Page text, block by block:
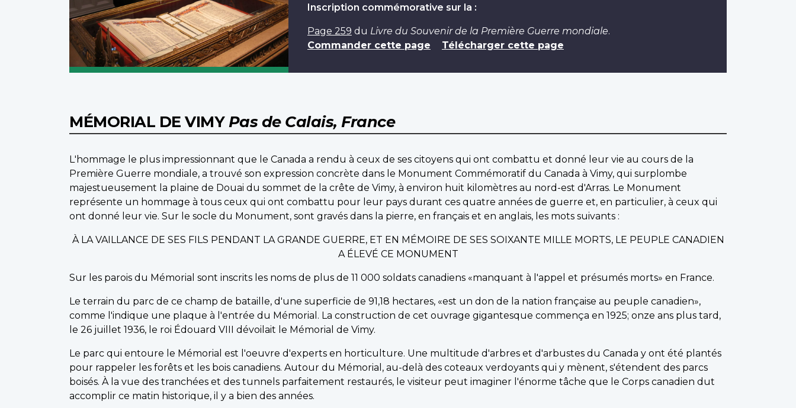
Inscription commémorative sur la :
Page 259 du Livre du Souvenir de la Première Guerre mondiale.
Commander cette page
Télécharger cette page
MÉMORIAL DE VIMY Pas de Calais, France
L'hommage le plus impressionnant que le Canada a rendu à ceux de ses citoyens qui ont combattu et donné leur vie au cours de la
Première Guerre mondiale, a trouvé son expression concrète dans le Monument Commémoratif du Canada à Vimy, qui surplombe
majestueusement la plaine de Douai du sommet de la crête de Vimy, à environ huit kilomètres au nord-est d'Arras. Le Monument
représente un hommage à tous ceux qui ont combattu pour leur pays durant ces quatre années de guerre et, en particulier, à ceux qui
ont donné leur vie. Sur le socle du Monument, sont gravés dans la pierre, en français et en anglais, les mots suivants :
À LA VAILLANCE DE SES FILS PENDANT LA GRANDE GUERRE, ET EN MÉMOIRE DE SES SOIXANTE MILLE MORTS, LE PEUPLE CANADIEN
A ÉLEVÉ CE MONUMENT
Sur les parois du Mémorial sont inscrits les noms de plus de 11 000 soldats canadiens «manquant à l'appel et présumés morts» en France.
Le terrain du parc de ce champ de bataille, d'une superficie de 91,18 hectares, «est un don de la nation française au peuple canadien»,
comme l'indique une plaque à l'entrée du Mémorial. La construction de cet ouvrage gigantesque commença en 1925; onze ans plus tard,
le 26 juillet 1936, le roi Édouard VIII dévoilait le Mémorial de Vimy.
Le parc qui entoure le Mémorial est l'oeuvre d'experts en horticulture. Une multitude d'arbres et d'arbustes du Canada y ont été plantés
pour rappeler les forêts et les bois canadiens. Autour du Mémorial, au-delà des coteaux verdoyants qui y mènent, s'étendent des parcs
boisés. À la vue des tranchées et des tunnels parfaitement restaurés, le visiteur peut imaginer l'énorme tâche que le Corps canadien dut
accomplir ce matin historique, il y a bien des années.